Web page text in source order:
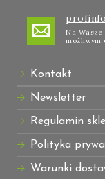
Na
możliwym
Kontakt
Newsletter
Regulamin
Polityka
Warunki